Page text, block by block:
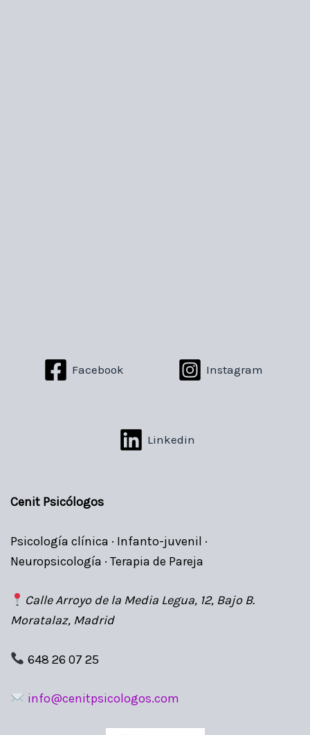
Facebook Instagram
Linkedin
Cenit Psicólogos
Psicología clínica · Infanto-juvenil ·
Neuropsicología · Terapia de Pareja
Calle Arroyo de la Media Legua, 12, Bajo B.
Moratalaz, Madrid
648 26 07 25
info@cenitpsicologos.com